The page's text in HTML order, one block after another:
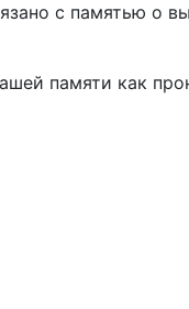
с памятью о
памяти как